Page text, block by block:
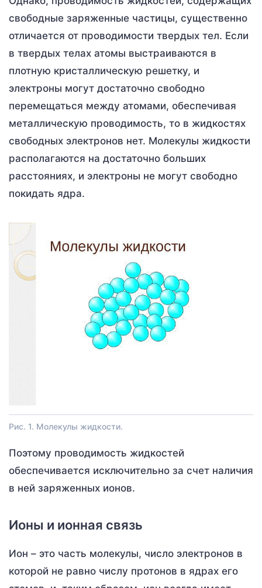
свободные заряженные частицы, существенно
отличается от проводимости твердых тел. Если
в твердых телах атомы выстраиваются в
плотную кристаллическую решетку, и
электроны могут достаточно свободно
перемещаться между атомами, обеспечивая
металлическую проводимость, то в жидкостях
свободных электронов нет. Молекулы жидкости
располагаются на достаточно больших
расстояниях, и электроны не могут свободно
покидать ядра.
Рис. 1. Молекулы жидкости.
Поэтому проводимость жидкостей
обеспечивается исключительно за счет наличия
в ней заряженных ионов.
Ионы и ионная связь
Ион – это часть молекулы, число электронов в
которой не равно числу протонов в ядрах его